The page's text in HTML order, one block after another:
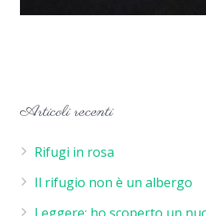
Articoli recenti
Rifugi in rosa
Il rifugio non è un albergo